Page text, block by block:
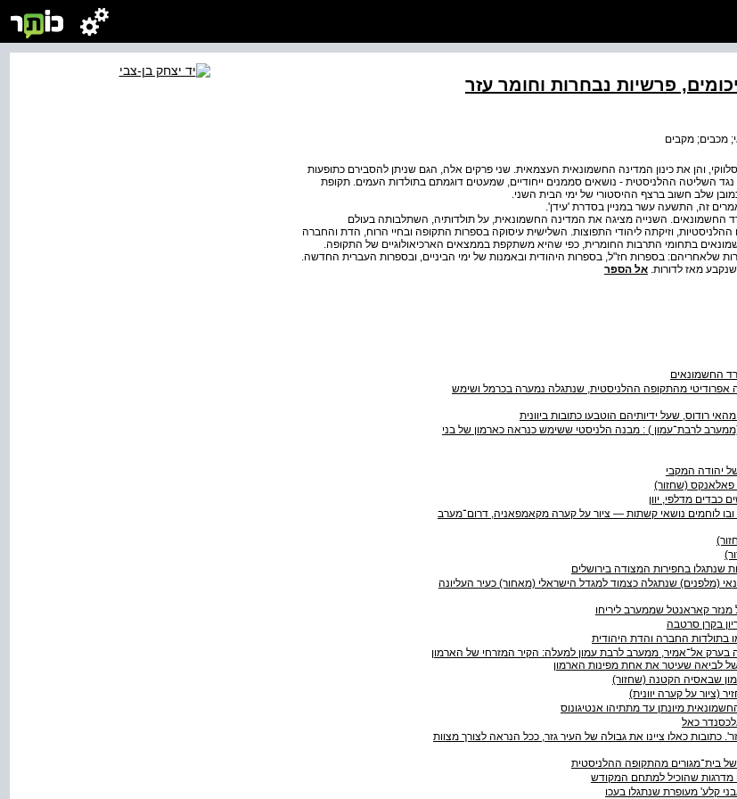
פרשיות נבחרות וחומר עזר
מכבים; מקבים
והן את כינון המדינה החשמונאית העצמאית. שני פרקים אלה, הגם שניתן להסבירם כתופעות
נגד השליטה ההלניסטית - נושאים סממנים ייחודיים, שמעטים דוגמתם בתולדות העמים. תקופת
שלב חשוב ברצף ההיסטורי של ימי הבית השני.
זה, התשעה עשר במניין בסדרת 'עידן'.
החשמונאים. השנייה מציגה את המדינה החשמונאית, על תולדותיה, השתלבותה בעולם
וזיקתה ליהודי התפוצות. השלישית עיסוקה בספרות התקופה ובחיי הרוח, הדת והחברה
בתחומי התרבות החומרית, כפי שהיא משתקפת בממצאים הארכיאולוגיים של התקופה.
שלאחריהם: בספרות חז"ל, בספרות היהודית ובאמנות של ימי הביניים, ובספרות העברית החדשה.
מאז לדורות. אל הספר
החשמונאים
אפרודיטי מהתקופה ההלניסטית, שנתגלה נמערה בכרמל ושימש
מהאי רודוס, שעל ידיותיהם הוטבעו כתובות ביוונית
ערק אל־אמיר (ממערב לרבת־עמון ‭: (‬ מבנה הלניסטי ששימש כנראה כארמון של בני
יהודה המקבי
פאלאנקס (שחזור)
כבדים מדלפי, יוון
ובו לוחמים נושאי קשתות — ציור על קערה מקאמפאניה, דרום־מערב
שנתגלו בחפירות המצודה בירושלים
(מלפנים) שנתגלה כצמוד למגדל הישראלי (מאחור) כעיר העליונה
קאראנטל שממערב ליריחו
בקרן סרטבה
בתולדות החברה והדת היהודית
בערק אל־אמיר, ממערב לרבת עמון למעלה: הקיר המזרחי של הארמון
לביאה שעיטר את אחת מפינות הארמון
שבאסיה הקטנה (שחזור)
(ציור על קערה יוונית)
מיונתן עד מתתיהו אנטיגונוס
כאל
כתובת 'תחום גזר‭.'‬ כתובות כאלו ציינו את גבולה של העיר גזר, ככל הנראה לצורך מצוות
בית־מגורים מהתקופה ההלניסטית
מדרגות שהוכיל למתחם המקודש
קלע' מעופרת שנתגלו בעכו